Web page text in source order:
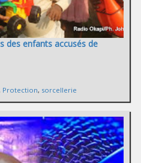
des enfants accusés de
Protection, sorcellerie